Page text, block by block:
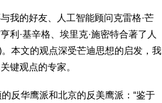
我的好友、人工智能顾问克雷格·芒
利·基辛格、埃里克·施密特合著了人
本文的观点深受芒迪思想的启发，我
键观点的专家。
反华鹰派和北京的反美鹰派：“鉴于